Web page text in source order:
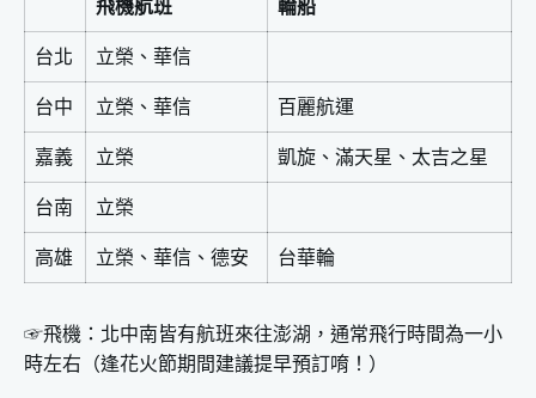
飛機航班 輪船
台北 立榮、華信
台中 立榮、華信 百麗航運
嘉義 立榮 凱旋、滿天星、太吉之星
台南 立榮
高雄 立榮、華信、德安 台華輪
☞飛機：北中南皆有航班來往澎湖，通常飛行時間為一小
時左右（逢花火節期間建議提早預訂唷！）